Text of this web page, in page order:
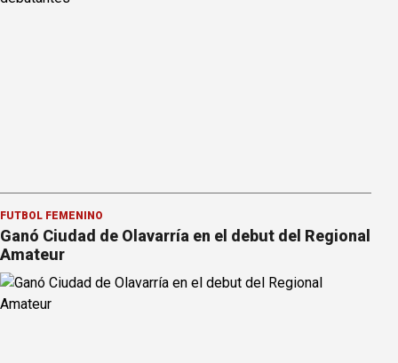
FÚTBOL FEMENINO
Ganó Ciudad de Olavarría en el debut del Regional
Amateur